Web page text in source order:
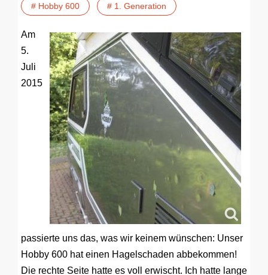
# Hobby 600 # 1. Generation
Am
5.
Juli
2015
passierte uns das, was wir keinem wünschen: Unser
Hobby 600 hat einen Hagelschaden abbekommen!
Die rechte Seite hatte es voll erwischt. Ich hatte lange